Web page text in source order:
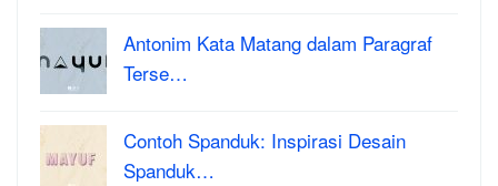
Antonim Kata Matang dalam Paragraf
Terse…
Contoh Spanduk: Inspirasi Desain
Spanduk…